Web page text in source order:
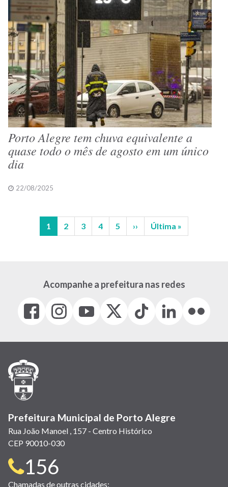
Porto Alegre tem chuva equivalente a
quase todo o mês de agosto em um único
dia
22/08/2025
Paginação
Página
atual
1 Página
2 Página
3 Página
4 Página
5
Próxima
página
››
Última
página
Última »
Acompanhe a prefeitura nas redes
Facebook
(link
em
janela)
Instagram
(link
em
(link
em
(Antigo
(link
Tiktok
(link
em
LinkedIn
(link
em
(link
em
Prefeitura Municipal de Porto Alegre
Rua João Manoel , 157 - Centro Histórico
CEP 90010-030
Telefone
156
Chamadas de outras cidades: